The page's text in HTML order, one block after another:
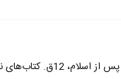
کتاب‌های نقد شده